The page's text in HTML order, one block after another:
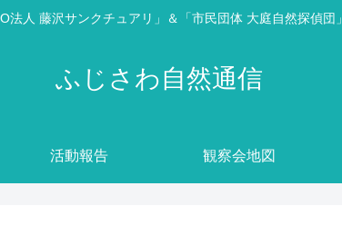
法人 藤沢サンクチュアリ」＆「市民団体 大庭自然探偵団」
ふじさわ自然通信
活動報告 観察会地図